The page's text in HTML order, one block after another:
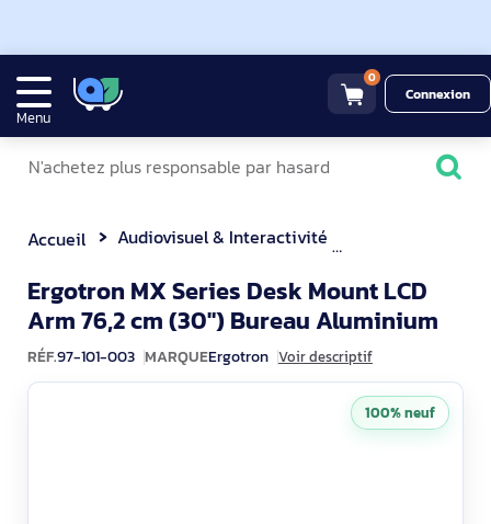
Menu
0
Connexion
Accueil Audiovisuel & Interactivité
Ergotron MX Series Desk Mount LCD
Arm 76,2 cm (30") Bureau Aluminium
RÉF.97-101-003 MARQUEErgotron Voir descriptif
100% neuf